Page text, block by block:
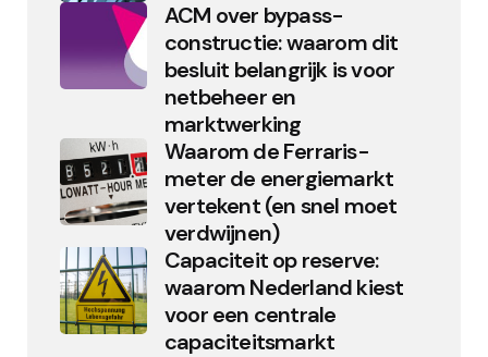
ACM over bypass-
constructie: waarom dit
besluit belangrijk is voor
netbeheer en
marktwerking
Waarom de Ferraris-
meter de energiemarkt
vertekent (en snel moet
verdwijnen)
Capaciteit op reserve:
waarom Nederland kiest
voor een centrale
capaciteitsmarkt